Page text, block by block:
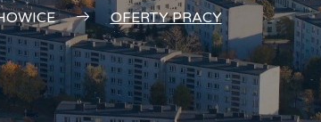
OFERTY PRACY